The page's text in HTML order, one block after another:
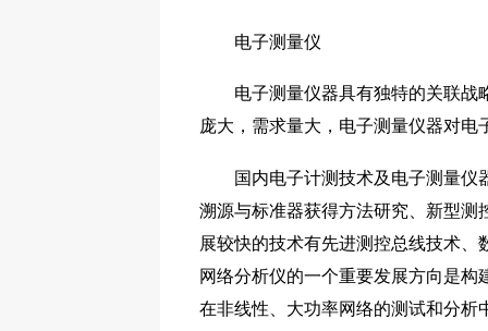
电子测量仪
电子测量仪器具有独特的关联战略
庞大，需求量大，电子测量仪器对
国内电子计测技术及电子测量仪器
溯源与标准器获得方法研究、新型测
展较快的技术有先进测控总线技术
网络分析仪的一个重要发展方向是
在非线性、大功率网络的测试和分析